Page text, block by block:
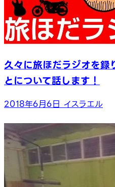
久々に旅ほだラジオを録
とについて話します！
2018年6月6日 イスラエル